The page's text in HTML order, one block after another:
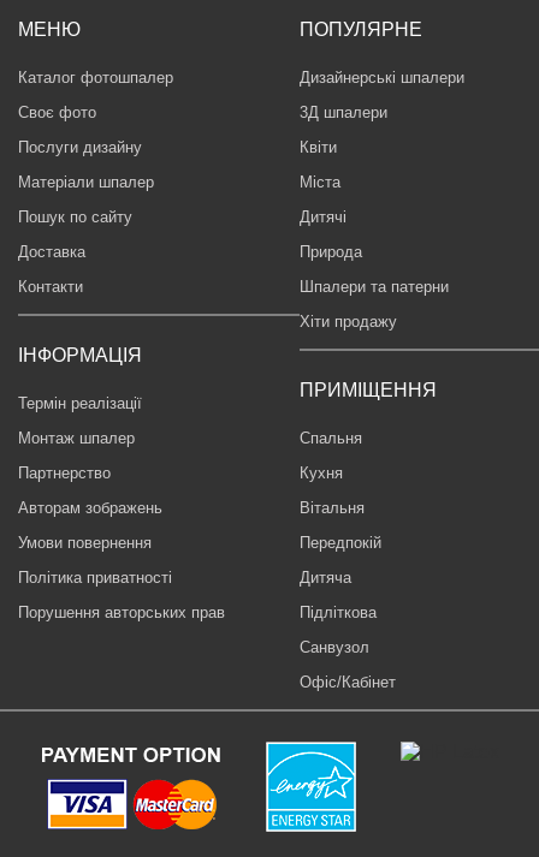
МЕНЮ
Каталог фотошпалер
Своє фото
Послуги дизайну
Матеріали шпалер
Пошук по сайту
Доставка
Контакти
ІНФОРМАЦІЯ
Термін реалізації
Монтаж шпалер
Партнерство
Авторам зображень
Умови повернення
Політика приватності
Порушення авторських прав
ПОПУЛЯРНЕ
Дизайнерські шпалери
3Д шпалери
Квіти
Міста
Дитячі
Природа
Шпалери та патерни
Хіти продажу
ПРИМІЩЕННЯ
Спальня
Кухня
Вітальня
Передпокій
Дитяча
Підліткова
Санвузол
Офіс/Кабінет